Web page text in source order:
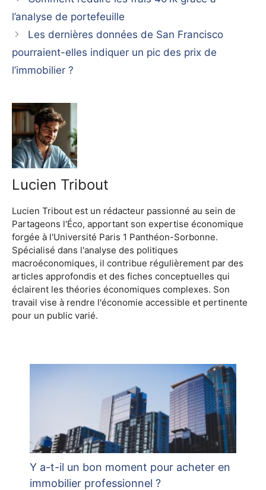
l’analyse de portefeuille
Les dernières données de San Francisco
pourraient-elles indiquer un pic des prix de
l’immobilier ?
Lucien Tribout
Lucien Tribout est un rédacteur passionné au sein de
Partageons l'Éco, apportant son expertise économique
forgée à l'Université Paris 1 Panthéon-Sorbonne.
Spécialisé dans l'analyse des politiques
macroéconomiques, il contribue régulièrement par des
articles approfondis et des fiches conceptuelles qui
éclairent les théories économiques complexes. Son
travail vise à rendre l'économie accessible et pertinente
pour un public varié.
Y a-t-il un bon moment pour acheter en
immobilier professionnel ?